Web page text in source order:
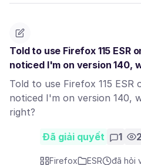
Told to use Firefox 115 ESR
noticed I'm on version 140,
Told to use Firefox 115
noticed I'm on version 140,
right?
Đã giải quyết 1
Firefox ESR đã hỏi